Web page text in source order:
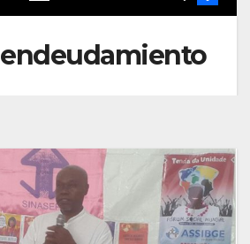
endeudamiento